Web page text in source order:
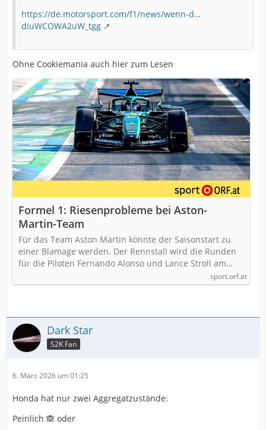
https://de.motorsport.com/f1/news/wenn-d…
dIuWCOWA2uW_tgg
Ohne Cookiemania auch hier zum Lesen
Formel 1: Riesenprobleme bei Aston-
Martin-Team
Für das Team Aston Martin könnte der Saisonstart zu
einer Blamage werden. Der Rennstall wird die Runden
für die Piloten Fernando Alonso und Lance Stroll am…
sport.orf.at
Dark Star
S2K Fan
6. März 2026 um 01:25
Honda hat nur zwei Aggregatzustände:
Peinlich 🙈 oder